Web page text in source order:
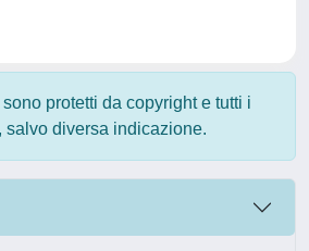
sono protetti da copyright e tutti i
salvo diversa indicazione.